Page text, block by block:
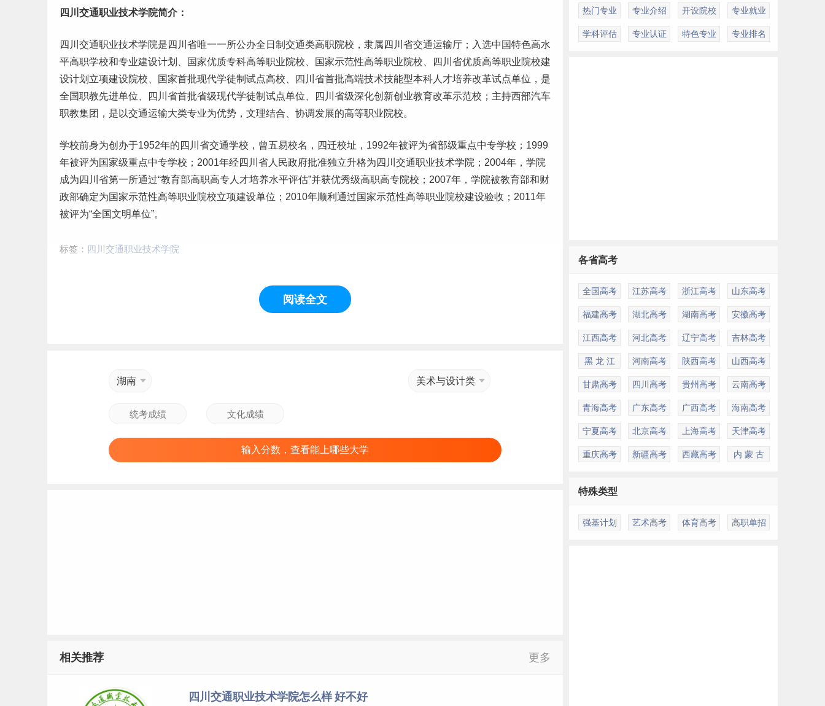
四川交通职业技术学院简介：
四川交通职业技术学院是四川省唯一一所公办全日制交通类高职院校，隶属四川省交通运输厅；入选中国特色高水
平高职学校和专业建设计划、国家优质专科高等职业院校、国家示范性高等职业院校、四川省优质高等职业院校建
设计划立项建设院校、国家首批现代学徒制试点高校、四川省首批高端技术技能型本科 人才培养改革试点单位，是
全国职教先进单位、四川省首批省级现代学徒制试点单位、四川省级深化创新创业教育改革示范校；主持西部汽车
职教集团，是以交通运输大类专业为优势，文理结合、协调发展的高等职业院校。
学校前身为创办于1952年的四川省交通学校，曾五易校名，四迁校址，1992年被评为省部级重点中专学校；1999
年被评为国家级重点中专学校；2001年经四川省人民政府批准独立升格为四川交通职业技术学院；2004年，学院
成为四川省第一所通过“教育部高职高专人才培养水平评估”并获优秀级高职高专院校；2007年，学院被教育部和财
政部确定为国家示范性高等职业院校立项建设单位；2010年顺利通过国家示范性高等职业院校建设验收；2011年
被评为“全国文明单位”。
标签： 四川交通职业技术学院
阅读全文
湖南 美术与设计类
输入分数，查看能上哪些大学
相关推荐 更多
四川交通职业技术学院怎么样 好不好
热门专业 专业介绍 开设院校 专业就业
学科评估 专业认证 特色专业 专业排名
各省高考
全国高考 江苏高考 浙江高考 山东高考
福建高考 湖北高考 湖南高考 安徽高考
江西高考 河北高考 辽宁高考 吉林高考
黑 龙 江 河南高考 陕西高考 山西高考
甘肃高考 四川高考 贵州高考 云南高考
青海高考 广东高考 广西高考 海南高考
宁夏高考 北京高考 上海高考 天津高考
重庆高考 新疆高考 西藏高考 内 蒙 古
特殊类型
强基计划 艺术高考 体育高考 高职单招